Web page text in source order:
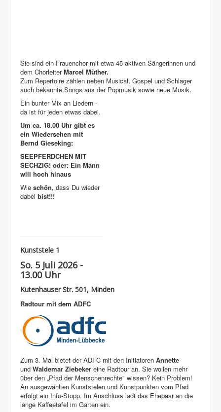
Sie sind ein Frauenchor mit etwa 45 aktiven Sängerinnen und
dem ChorleiterMarcel Müther.
Zum Repertoire zählen neben Musical, Gospel und Schlager
auch bekannte Songs aus der Popmusik sowie neue Musik.
Ein bunter Mix an Liedern -
da ist für jeden etwas dabei.
Um ca. 18.00 Uhr gibt es
ein Wiedersehen mit
Bernd Gieseking:
SEEPFERDCHEN MIT
SECHZIG! oder: Ein Mann
will hoch hinaus
Wie schön, dass Du wieder
dabei bist!!!
Kunststele 1
So. 5 Juli 2026 -
13.00 Uhr
Kutenhauser Str. 501, Minden
Radtour mit dem ADFC
Zum 3. Mal bietet der ADFC mit den Initiatoren Annette
und Waldemar Ziebeker eine Radtour an. Sie wollen mehr
über den „Pfad der Menschenrechte" wissen? Kein Problem!
An ausgewählten Kunststelen und Kunstpunkten vom Pfad
erfolgt ein Info-Stopp. Im Anschluss lädt das Ehepaar an die
lange Kaffeetafel im Garten ein.